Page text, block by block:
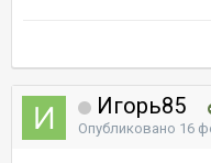
Игорь85
Опубликовано 16